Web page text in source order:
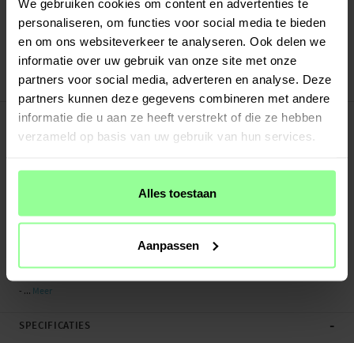
We gebruiken cookies om content en advertenties te
personaliseren, om functies voor social media te bieden
en om ons websiteverkeer te analyseren. Ook delen we
informatie over uw gebruik van onze site met onze
partners voor social media, adverteren en analyse. Deze
partners kunnen deze gegevens combineren met andere
informatie die u aan ze heeft verstrekt of die ze hebben
verzameld op basis van uw gebruik van hun services.
Alles toestaan
Aanpassen
Verstuurd vanuit ons magazijn in Zweden
Veilig betalen met Klarna of Paypal
30 dagen retourrecht
Art number: 62547 Mobique
PRODUCTBESCHRIJVING
Hybride backcase met uitvouwbare magnetische ring voor Apple iPhone 12,
tweeledig en bestaat uit een kern van TPU-siliconen en een buitenkant van
plastic. De magnetische ring op de achterkant kan gebruikt worden met
- Stootbestendige hybride hoesje met modern ontwerp
- Beschermt de telefoon doeltreffend tegen beschadigingen en krassen
- ... Meer
SPECIFICATIES -